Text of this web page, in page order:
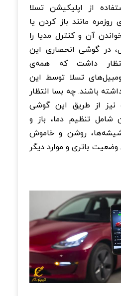
از اپلیکیشن تسلا
مانند باز کردن یا
آن و کنترل مدیا را
در گوشی انحصاری این
داشت که همه‌ی‌
تسلا توسط این
باشند. چه بسا انتظار
نیز از طریق این گوشی
شامل تنظیم دما، باز و
روشن و خاموش
باتری و موارد دیگر